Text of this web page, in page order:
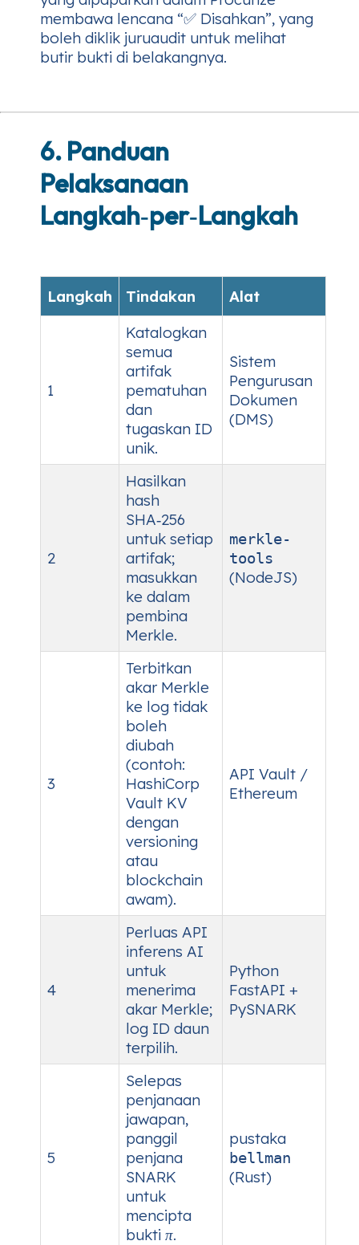
membawa lencana “✅ Disahkan”, yang
boleh diklik juruaudit untuk melihat
butir bukti di belakangnya.
6. Panduan
Pelaksanaan
Langkah‑per‑Langkah
Langkah Tindakan Alat
1
Katalogkan
semua
artifak
pematuhan
dan
tugaskan ID
unik.
Sistem
Pengurusan
Dokumen
(DMS)
2
Hasilkan
hash
SHA‑256
untuk setiap
artifak;
masukkan
ke dalam
pembina
Merkle.
merkle-
tools
(NodeJS)
3
Terbitkan
akar Merkle
ke log tidak
boleh
diubah
(contoh:
HashiCorp
Vault KV
dengan
versioning
atau
blockchain
awam).
API Vault /
Ethereum
4
Perluas API
inferens AI
untuk
menerima
akar Merkle;
log ID daun
terpilih.
Python
FastAPI +
PySNARK
5
Selepas
penjanaan
jawapan,
panggil
penjana
SNARK
untuk
mencipta
bukti π.
pustaka
bellman
(Rust)